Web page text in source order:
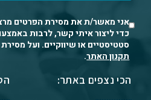
אני מאשר/ת את מסירת הפרטים
כדי ליצור איתי קשר, לרבות
סטטיסטיים או שיווקיים. ועל
תקנון האתר.
הכי נצפים באתר: